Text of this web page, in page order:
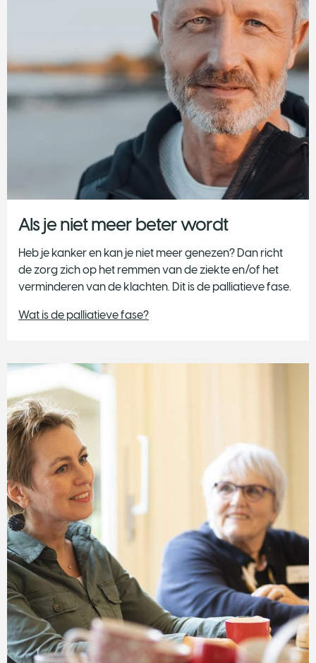
Als je niet meer beter wordt
Heb je kanker en kan je niet meer genezen? Dan richt
de zorg zich op het remmen van de ziekte en/of het
verminderen van de klachten. Dit is de palliatieve fase.
Wat is de palliatieve fase?